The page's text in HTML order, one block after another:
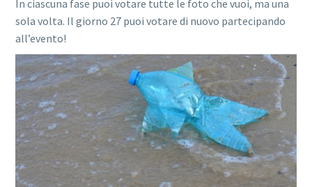
In ciascuna fase puoi votare tutte le foto che vuoi, ma una
sola volta. Il giorno 27 puoi votare di nuovo partecipando
all’evento!